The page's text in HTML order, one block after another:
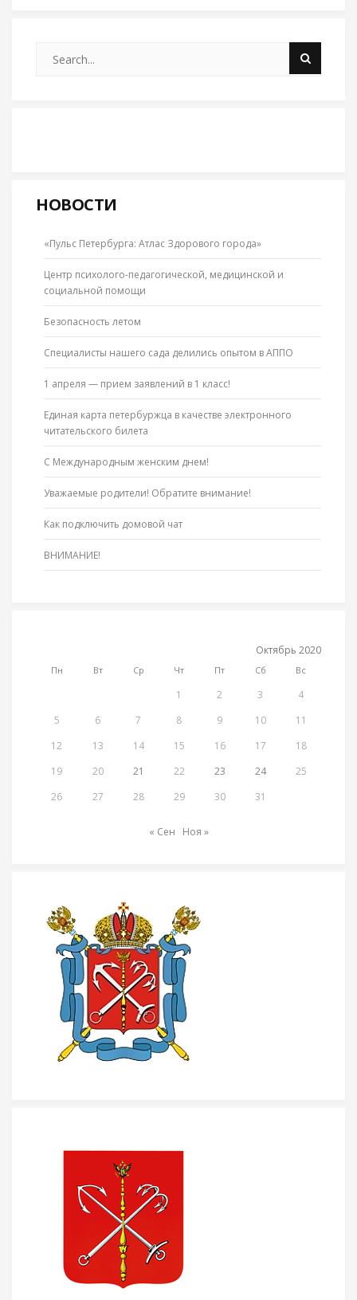
НОВОСТИ
«Пульс Петербурга: Атлас Здорового города»
Центр психолого-педагогической, медицинской и
социальной помощи
Безопасность летом
Специалисты нашего сада делились опытом в АППО
1 апреля — прием заявлений в 1 класс!
Единая карта петербуржца в качестве электронного
читательского билета
С Международным женским днем!
Уважаемые родители! Обратите внимание!
Как подключить домовой чат
ВНИМАНИЕ!
Октябрь 2020
Пн Вт Ср Чт Пт Сб Вс
1 2 3
4
5
6 7 8 9 10
11
12
13 14 15 16 17
18
19
20 21 22 23 24
25
26
27 28 29 30 31
« Сен Ноя »